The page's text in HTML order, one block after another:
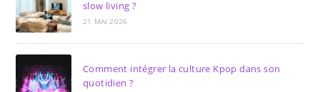
slow living ?
21 MAI 2026
Comment intégrer la culture Kpop dans son
quotidien ?